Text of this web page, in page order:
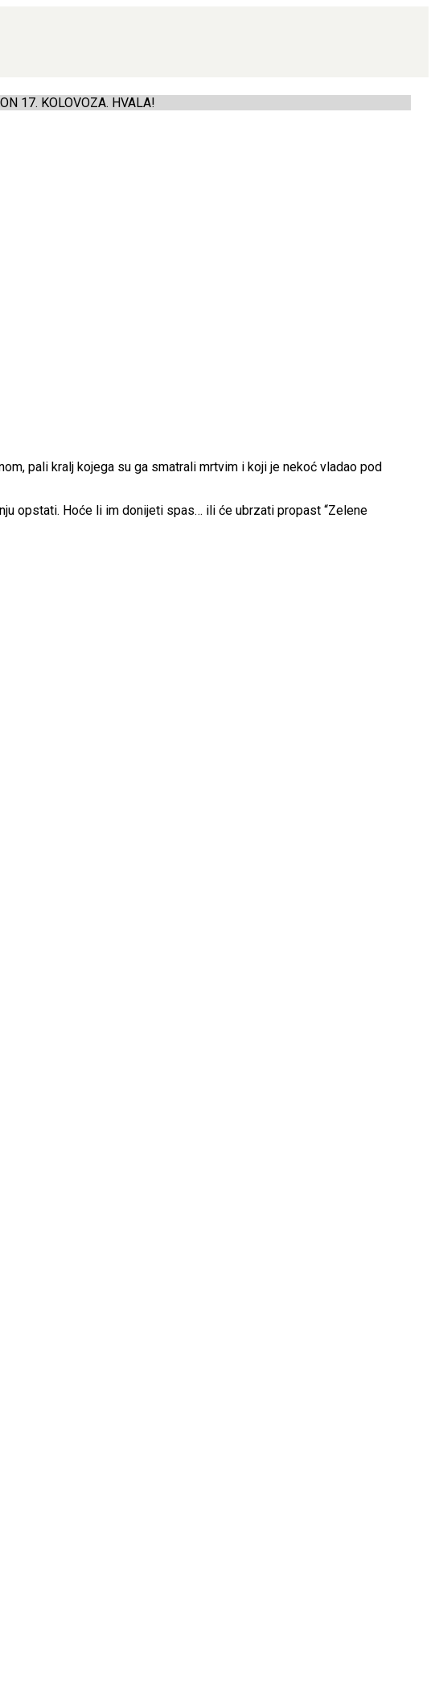
17. KOLOVOZA. HVALA!
pali kralj kojega su ga smatrali mrtvim i koji je nekoć vladao pod
opstati. Hoće li im donijeti spas… ili će ubrzati propast “Zelene